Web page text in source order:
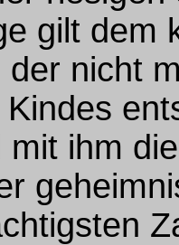
gilt dem
der nicht
ihm